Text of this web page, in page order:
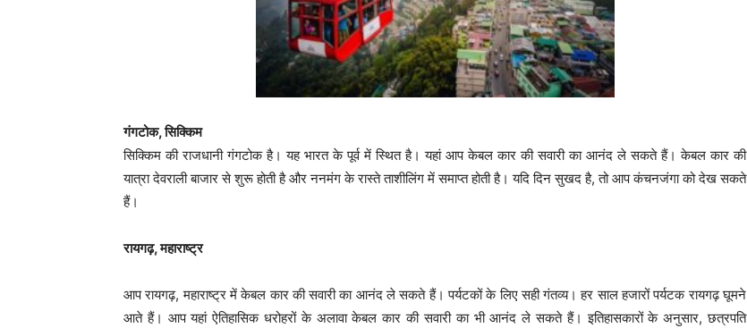
गंगटोक, सिक्किम
सिक्किम की राजधानी गंगटोक है। यह भारत के पूर्व में स्थित है। यहां आप केबल कार की सवारी का आनंद ले सकते हैं। केबल कार की
यात्रा देवराली बाजार से शुरू होती है और ननमंग के रास्ते ताशीलिंग में समाप्त होती है। यदि दिन सुखद है, तो आप कंचनजंगा को देख सकते
हैं।
रायगढ़, महाराष्ट्र
आप रायगढ़, महाराष्ट्र में केबल कार की सवारी का आनंद ले सकते हैं। पर्यटकों के लिए सही गंतव्य। हर साल हजारों पर्यटक रायगढ़ घूमने
आते हैं। आप यहां ऐतिहासिक धरोहरों के अलावा केबल कार की सवारी का भी आनंद ले सकते हैं। इतिहासकारों के अनुसार, छत्रपति